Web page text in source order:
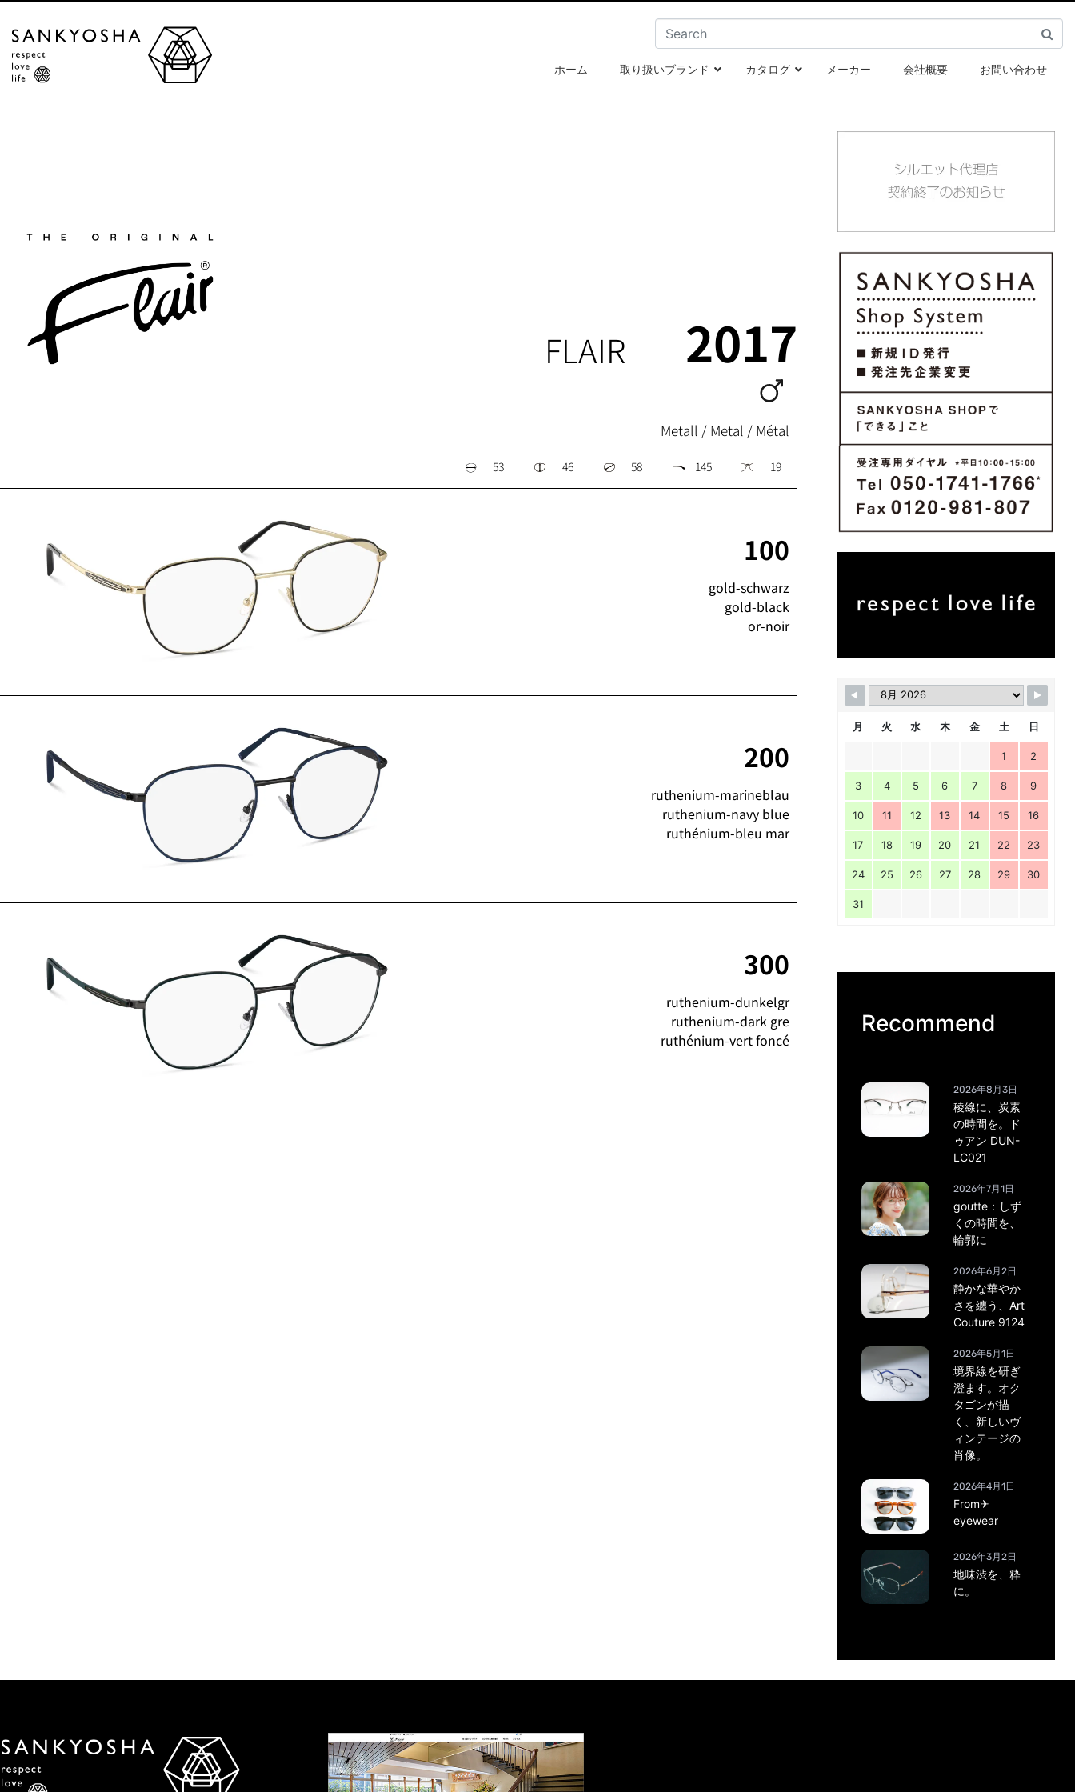
ホーム 取り扱いブランド カタログ メーカー 会社概要 お問い合わせ
FLAIR 2017
Metall / Metal / Métal
53 46 58 145 19
100
gold-schwarz
gold-black
or-noir
200
ruthenium-marineblau
ruthenium-navy blue
ruthénium-bleu mar
300
ruthenium-dunkelgr
ruthenium-dark gre
ruthénium-vert foncé
月 火 水 木 金 土 日
1 2
3 4 5 6 7 8 9
10 11 12 13 14 15 16
17 18 19 20 21 22 23
24 25 26 27 28 29 30
31
Recommend
2026年8月3日
稜線に、炭素
の時間を。ド
ゥアン DUN-
LC021
2026年7月1日
goutte：しず
くの時間を、
輪郭に
2026年6月2日
静かな華やか
さを纏う、Art
Couture 9124
2026年5月1日
境界線を研ぎ
澄ます。オク
タゴンが描
く、新しいヴ
ィンテージの
肖像。
2026年4月1日
From✈
eyewear
2026年3月2日
地味渋を、粋
に。